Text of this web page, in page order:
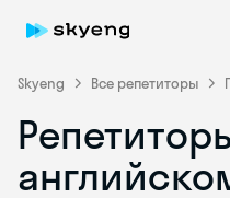
Skyeng Все репетиторы